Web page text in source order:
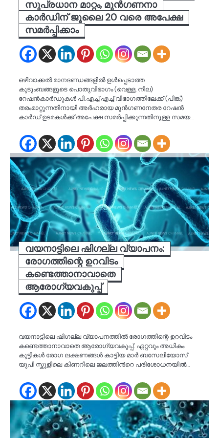
സുപ്രധാന മാറ്റം, മുന്‍ഗണനാ
കാര്‍ഡിന് ജൂലൈ 20 വരെ അപേക്ഷ
സമർപ്പിക്കാം
ഒഴിവാക്കല്‍ മാനദണ്ഡങ്ങളില്‍ ഉള്‍പ്പെടാത്ത
കുടുംബങ്ങളുടെ പൊതുവിഭാഗം (വെള്ള, നീല)
റേഷന്‍കാര്‍ഡുകള്‍ പി.എച്ച്.എച്ച് വിഭാഗത്തിലേക്ക് (പിങ്ക്)
തരംമാറ്റുന്നതിനായി അര്‍ഹരായ മുന്‍ഗണനേതര റേഷന്‍
കാര്‍ഡ് ഉടമകള്‍ക്ക് അപേക്ഷ സമര്‍പ്പിക്കുന്നതിനുള്ള സമയ…
വയനാട്ടിലെ ഷിഗല്ല വ്യാപനം:
രോഗത്തിന്റെ ഉറവിടം
കണ്ടെത്താനാവാതെ
ആരോഗ്യവകുപ്പ്
വയനാട്ടിലെ ഷിഗല്ല വ്യാപനത്തിൽ രോഗത്തിന്റെ ഉറവിടം
കണ്ടെത്താനാവാതെ ആരോഗ്യവകുപ്പ്. ഏറ്റവും അധികം
കുട്ടികൾ രോഗ ലക്ഷണങ്ങൾ കാട്ടിയ മാർ ബസേലിയോസ്
യുപി സ്കൂളിലെ കിണറിലെ ജലത്തിൻറെ പരിശോധനയിൽ…